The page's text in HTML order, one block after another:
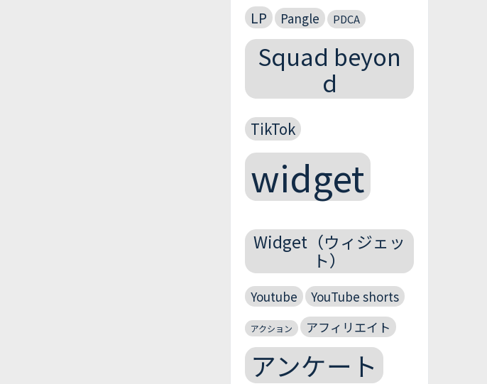
LP Pangle PDCA
Squad beyon
d
TikTok
widget
Widget（ウィジェッ
ト）
Youtube YouTube shorts
アクション アフィリエイト
アンケート